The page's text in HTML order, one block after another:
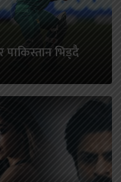
पाकिस्तान भिड्दै